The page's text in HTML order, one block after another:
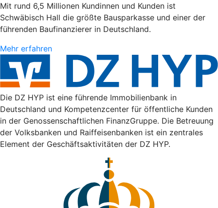
Mit rund 6,5 Millionen Kundinnen und Kunden ist
Schwäbisch Hall die größte Bausparkasse und einer der
führenden Baufinanzierer in Deutschland.
Mehr erfahren
Die DZ HYP ist eine führende Immobilienbank in
Deutschland und Kompetenzcenter für öffentliche Kunden
in der Genossenschaftlichen FinanzGruppe. Die Betreuung
der Volksbanken und Raiffeisenbanken ist ein zentrales
Element der Geschäftsaktivitäten der DZ HYP.